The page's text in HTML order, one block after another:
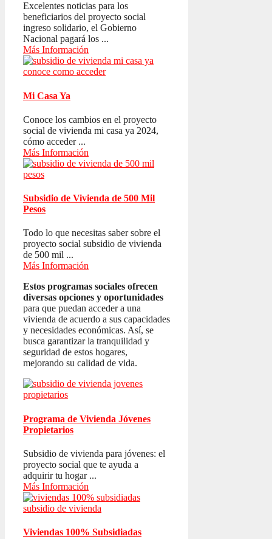
Excelentes noticias para los
beneficiarios del proyecto social
ingreso solidario, el Gobierno
Nacional pagará los ...
Más Información
Mi Casa Ya
Conoce los cambios en el proyecto
social de vivienda mi casa ya 2024,
cómo acceder ...
Más Información
Subsidio de Vivienda de 500 Mil
Pesos
Todo lo que necesitas saber sobre el
proyecto social subsidio de vivienda
de 500 mil ...
Más Información
Estos programas sociales ofrecen
diversas opciones y oportunidades
para que puedan acceder a una
vivienda de acuerdo a sus capacidades
y necesidades económicas. Así, se
busca garantizar la tranquilidad y
seguridad de estos hogares,
mejorando su calidad de vida.
Programa de Vivienda Jóvenes
Propietarios
Subsidio de vivienda para jóvenes: el
proyecto social que te ayuda a
adquirir tu hogar ...
Más Información
Viviendas 100% Subsidiadas